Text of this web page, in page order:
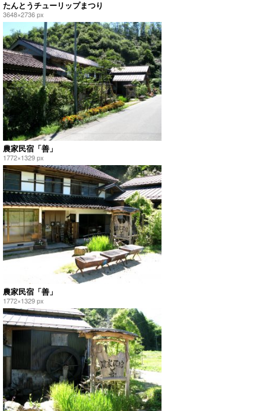
たんとうチューリップまつり
3648×2736 px
農家民宿「善」
1772×1329 px
農家民宿「善」
1772×1329 px